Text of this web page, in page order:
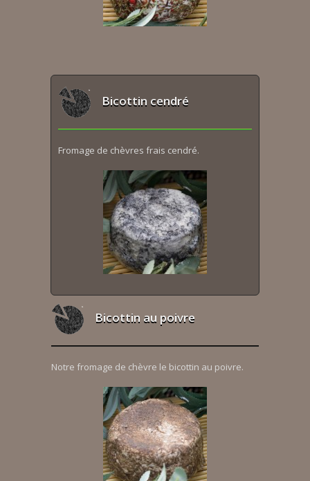
Bicottin cendré
Fromage de chèvres frais cendré.
Bicottin au poivre
Notre fromage de chèvre le bicottin au poivre.